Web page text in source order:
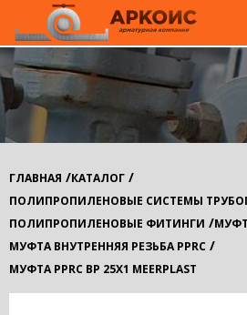
ГЛАВНАЯ /КАТАЛОГ /
ПОЛИПРОПИЛЕНОВЫЕ СИСТЕМЫ
ПОЛИПРОПИЛЕНОВЫЕ ФИТИНГИ /
МУФТА ВНУТРЕННЯЯ РЕЗЬБА PPRC /
МУФТА PPRC ВР 25Х1 MEERPLAST